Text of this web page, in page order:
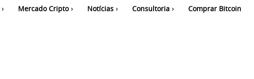
Mercado Cripto Notícias Consultoria Comprar Bitcoin